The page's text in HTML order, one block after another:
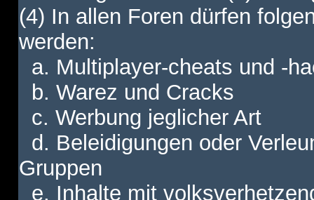
(4) In allen Foren dürfen
werden:
a. Multiplayer-cheats und -
b. Warez und Cracks
c. Werbung jeglicher Art
d. Beleidigungen oder
Gruppen
e. Inhalte mit